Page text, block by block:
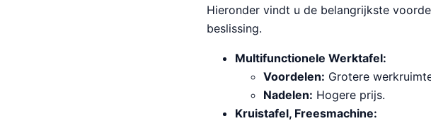
Hieronder vindt u de belangrijkste
beslissing.
Multifunctionele Werktafel:
Voordelen: Grotere
Nadelen: Hogere prijs.
Kruistafel, Freesmachine: